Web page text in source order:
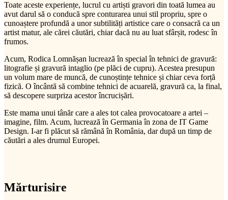
Toate aceste experiențe, lucrul cu artiști gravori din toată lumea au
avut darul să o conducă spre conturarea unui stil propriu, spre o
cunoaștere profundă a unor subtilități artistice care o consacră ca un
artist matur, ale cărei căutări, chiar dacă nu au luat sfârșit, rodesc în
frumos.
Acum, Rodica Lomnășan lucrează în special în tehnici de gravură:
litografie și gravură intaglio (pe plăci de cupru). Acestea presupun
un volum mare de muncă, de cunoștințe tehnice și chiar ceva forță
fizică. O încântă să combine tehnici de acuarelă, gravură ca, la final,
să descopere surpriza acestor încrucișări.
Este mama unui tânăr care a ales tot calea provocatoare a artei –
imagine, film. Acum, lucrează în Germania în zona de IT Game
Design. I-ar fi plăcut să rămână în România, dar după un timp de
căutări a ales drumul Europei.
Mărturisire